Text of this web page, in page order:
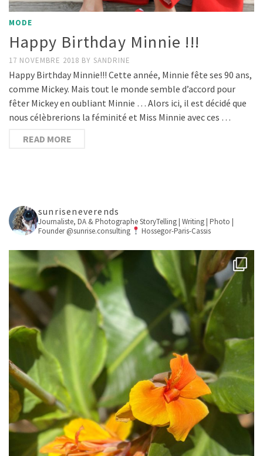
MODE
Happy Birthday Minnie !!!
17 NOVEMBRE 2018 BY SANDRINE
Happy Birthday Minnie!!! Cette année, Minnie fête ses 90 ans,
comme Mickey. Mais tout le monde semble d’accord pour
fêter Mickey en oubliant Minnie … Alors ici, il est décidé que
nous célèbrerions la féminité et Miss Minnie avec ces …
READ MORE
sunriseneverends
Journaliste, DA & PhotographeStoryTelling | Writing | Photo |
Founder @sunrise.consulting
Hossegor-Paris-Cassis